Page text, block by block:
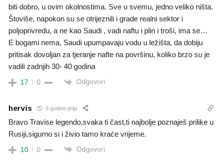
biti dobro, u ovim okolnostima. Sve u svemu, jedno veliko ništa.
Štoviše, napokon su se otrijeznili i grade realni sektor i
poljoprivredu, a ne kao Saudi , vadi naftu i plin i troši, ima se…
E bogami nema, Saudi upumpavaju vodu u ležišta, da dobiju
pritisak dovoljan za tjeranje nafte na površinu, koliko brzo su je
vadili zadnjih 30- 40 godina
17 0 Odgovori
hervis 9 godine prije
Bravo Travise legendo,svaka ti čast,ti najbolje poznaješ prilike u
Rusiji,sigurno si i živio tamo kraće vrijeme.
10 0 Odgovori